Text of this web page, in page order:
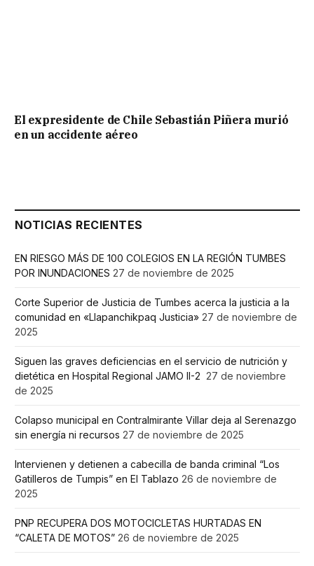
El expresidente de Chile Sebastián Piñera murió
en un accidente aéreo
NOTICIAS RECIENTES
EN RIESGO MÁS DE 100 COLEGIOS EN LA REGIÓN TUMBES
POR INUNDACIONES 27 de noviembre de 2025
Corte Superior de Justicia de Tumbes acerca la justicia a la
comunidad en «Llapanchikpaq Justicia» 27 de noviembre de
2025
Siguen las graves deficiencias en el servicio de nutrición y
dietética en Hospital Regional JAMO II-2 27 de noviembre
de 2025
Colapso municipal en Contralmirante Villar deja al Serenazgo
sin energía ni recursos 27 de noviembre de 2025
Intervienen y detienen a cabecilla de banda criminal “Los
Gatilleros de Tumpis” en El Tablazo 26 de noviembre de
2025
PNP RECUPERA DOS MOTOCICLETAS HURTADAS EN
“CALETA DE MOTOS” 26 de noviembre de 2025